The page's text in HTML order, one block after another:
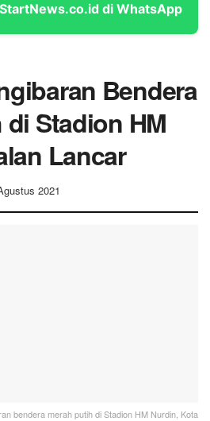
di WhatsApp
Bendera
Stadion HM
Lancar
2021
bendera merah putih di Stadion HM Nurdin, Kota